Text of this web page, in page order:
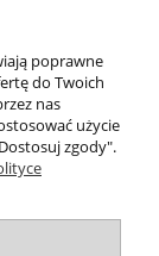
Cielisty
16,50 zł
do koszyka
poprawne
do Twoich
nas
użycie
zgody".